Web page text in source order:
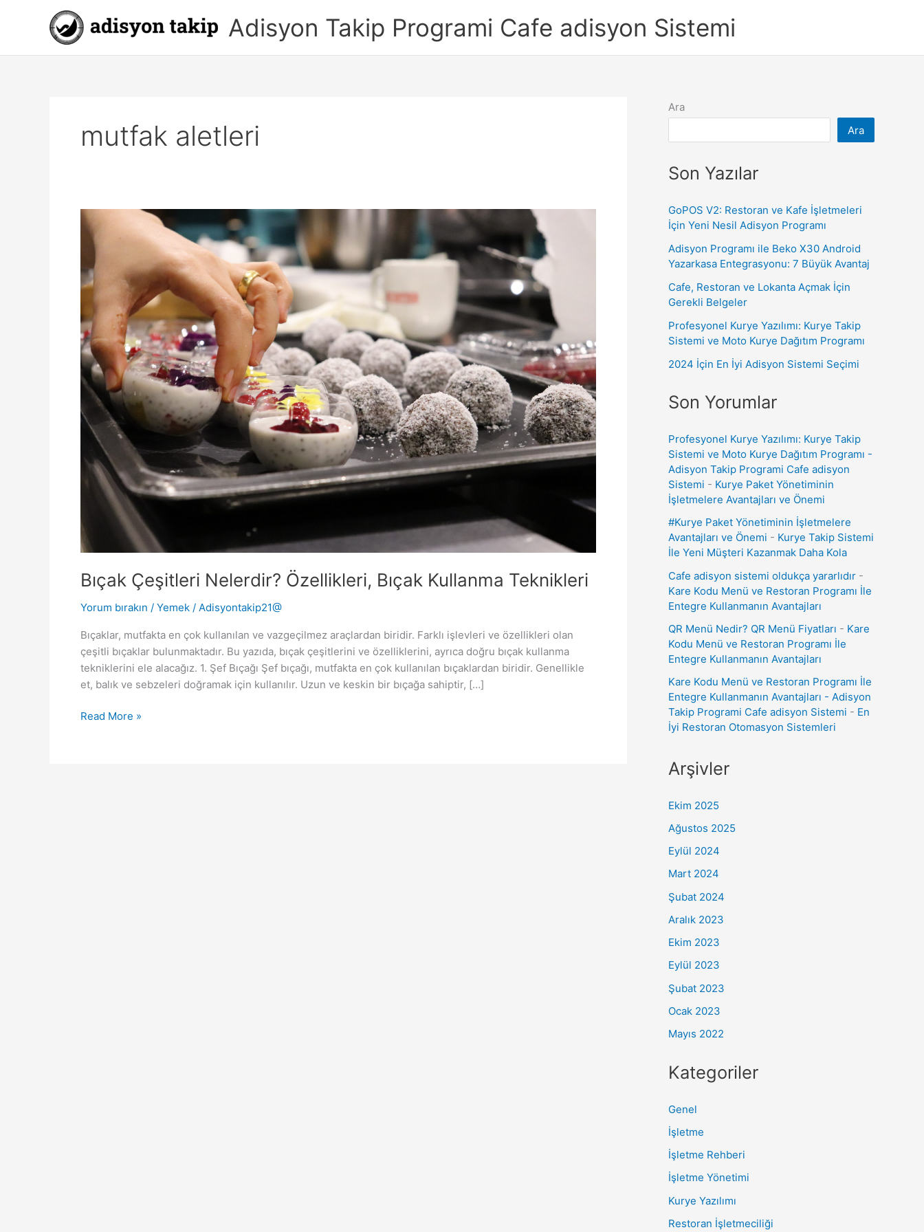
Adisyon Takip Programi Cafe adisyon Sistemi
mutfak aletleri
Bıçak Çeşitleri Nelerdir? Özellikleri, Bıçak Kullanma Teknikleri
Yorum bırakın / Yemek / Adisyontakip21@
Bıçaklar, mutfakta en çok kullanılan ve vazgeçilmez araçlardan biridir. Farklı işlevleri ve özellikleri olan
çeşitli bıçaklar bulunmaktadır. Bu yazıda, bıçak çeşitlerini ve özelliklerini, ayrıca doğru bıçak kullanma
tekniklerini ele alacağız. 1. Şef Bıçağı Şef bıçağı, mutfakta en çok kullanılan bıçaklardan biridir. Genellikle
et, balık ve sebzeleri doğramak için kullanılır. Uzun ve keskin bir bıçağa sahiptir, […]
Bıçak
Read More »
Ara
Ara
Son Yazılar
GoPOS V2: Restoran ve Kafe İşletmeleri
İçin Yeni Nesil Adisyon Programı
Adisyon Programı ile Beko X30 Android
Yazarkasa Entegrasyonu: 7 Büyük Avantaj
Cafe, Restoran ve Lokanta Açmak İçin
Gerekli Belgeler
Profesyonel Kurye Yazılımı: Kurye Takip
Sistemi ve Moto Kurye Dağıtım Programı
2024 İçin En İyi Adisyon Sistemi Seçimi
Son Yorumlar
Profesyonel Kurye Yazılımı: Kurye Takip
Sistemi ve Moto Kurye Dağıtım Programı -
Adisyon Takip Programi Cafe adisyon
Sistemi - Kurye Paket Yönetiminin
İşletmelere Avantajları ve Önemi
#Kurye Paket Yönetiminin İşletmelere
Avantajları ve Önemi - Kurye Takip Sistemi
İle Yeni Müşteri Kazanmak Daha Kola
Cafe adisyon sistemi oldukça yararlıdır -
Kare Kodu Menü ve Restoran Programı İle
Entegre Kullanmanın Avantajları
QR Menü Nedir? QR Menü Fiyatları - Kare
Kodu Menü ve Restoran Programı İle
Entegre Kullanmanın Avantajları
Kare Kodu Menü ve Restoran Programı İle
Entegre Kullanmanın Avantajları - Adisyon
Takip Programi Cafe adisyon Sistemi - En
İyi Restoran Otomasyon Sistemleri
Arşivler
Ekim 2025
Ağustos 2025
Eylül 2024
Mart 2024
Şubat 2024
Aralık 2023
Ekim 2023
Eylül 2023
Şubat 2023
Ocak 2023
Mayıs 2022
Kategoriler
Genel
İşletme
İşletme Rehberi
İşletme Yönetimi
Kurye Yazılımı
Restoran İşletmeciliği